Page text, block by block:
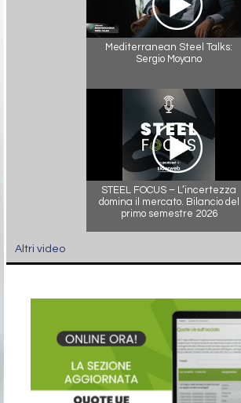
Mediterranean Steel Talks:
Sergio Moyano
STEEL FOCUS – L’incertezza
domina il mercato. Bilancio del
primo semestre 2026
Altri video